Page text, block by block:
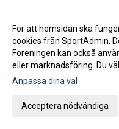
Tre poäng efter hård batalj
Seger mot serievinnarna
Bedrövligt mot Telge
6-1 mot Salem
För att hemsidan ska
cookies från SportAdmin.
Föreningen kan också
eller marknadsföring. Du
Anpassa dina val
Acceptera nödvändiga